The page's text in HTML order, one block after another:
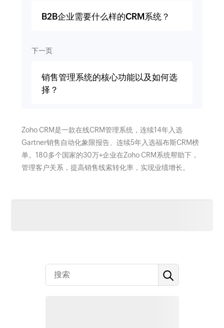
B2B企业需要什么样的CRM系统？
下一页
销售管理系统的核心功能以及如何选
择？
Zoho CRM是一款在线CRM管理系统，连续14年入选
Gartner销售自动化象限报告、连续5年入选福布斯CRM榜
单。180多个国家的30万+企业在Zoho CRM系统帮助下，
管理客户关系，提高销售线索转化率，实现业绩增长。